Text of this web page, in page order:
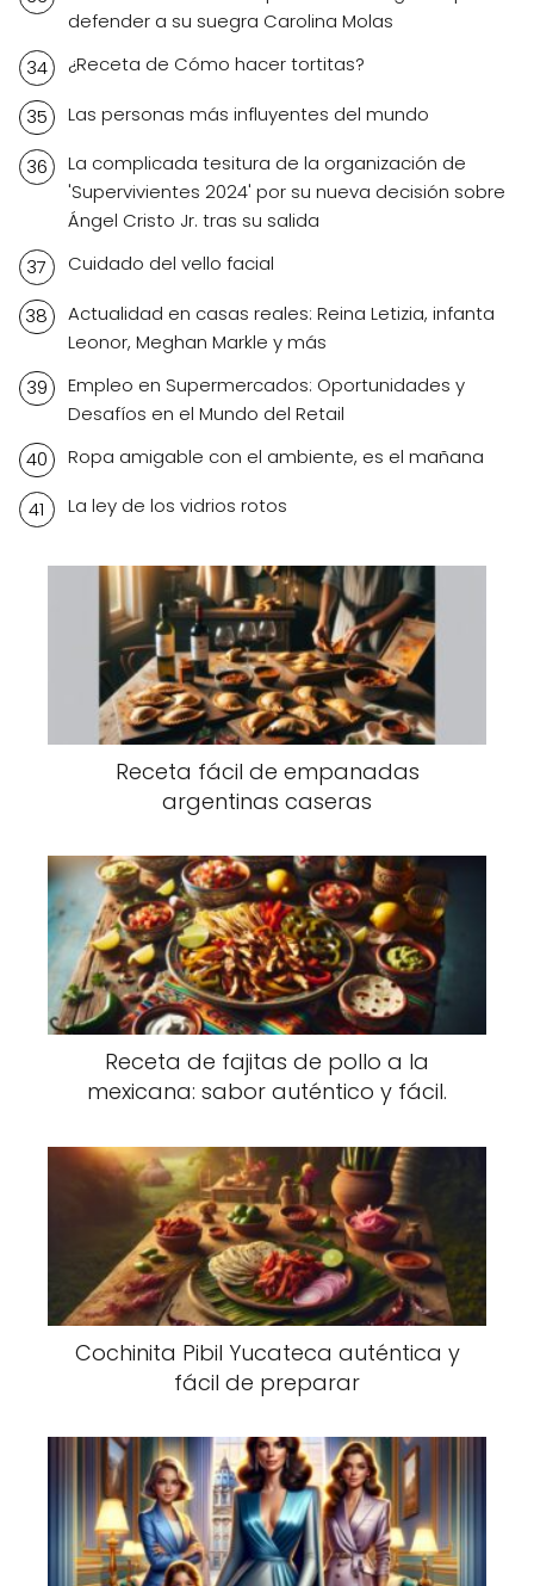
defender a su suegra Carolina Molas
¿Receta de Cómo hacer tortitas?
Las personas más influyentes del mundo
La complicada tesitura de la organización de
'Supervivientes 2024' por su nueva decisión sobre
Ángel Cristo Jr. tras su salida
Cuidado del vello facial
Actualidad en casas reales: Reina Letizia, infanta
Leonor, Meghan Markle y más
Empleo en Supermercados: Oportunidades y
Desafíos en el Mundo del Retail
Ropa amigable con el ambiente, es el mañana
La ley de los vidrios rotos
Receta fácil de empanadas
argentinas caseras
Receta de fajitas de pollo a la
mexicana: sabor auténtico y fácil.
Cochinita Pibil Yucateca auténtica y
fácil de preparar